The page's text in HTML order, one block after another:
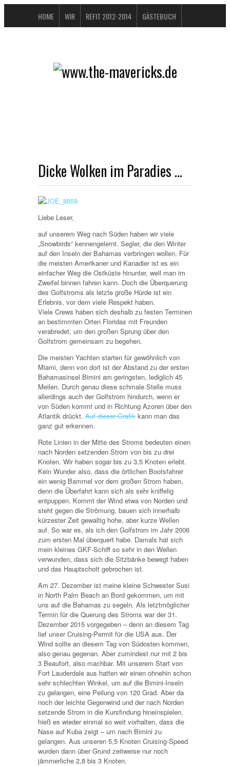
HOME WIR REFIT 2012-2014 GÄSTEBUCH
DATENSCHUTZERKLÄRUNG
Dicke Wolken im Paradies …
Liebe Leser,
auf unserem Weg nach Süden haben wir viele
„Snowbirds“ kennengelernt. Segler, die den Winter
auf den Inseln der Bahamas verbringen wollen. Für
die meisten Amerikaner und Kanadier ist es ein
einfacher Weg die Ostküste hinunter, weil man im
Zweifel binnen fahren kann. Doch die Überquerung
des Golfstroms als letzte große Hürde ist ein
Erlebnis, vor dem viele Respekt haben.
Viele Crews haben sich deshalb zu festen Terminen
an bestimmten Orten Floridas mit Freunden
verabredet, um den großen Sprung über den
Golfstrom gemeinsam zu begehen.
Die meisten Yachten starten für gewöhnlich von
Miami, denn von dort ist der Abstand zu der ersten
Bahamasinsel Bimini am geringsten, lediglich 45
Meilen. Durch genau diese schmale Stelle muss
allerdings auch der Golfstrom hindurch, wenn er
von Süden kommt und in Richtung Azoren über den
Atlantik drückt. Auf dieser Grafik kann man das
ganz gut erkennen.
Rote Linien in der Mitte des Stroms bedeuten einen
nach Norden setzenden Strom von bis zu drei
Knoten. Wir haben sogar bis zu 3,5 Knoten erlebt.
Kein Wunder also, dass die örtlichen Bootsfahrer
ein wenig Bammel vor dem großen Strom haben,
denn die Überfahrt kann sich als sehr kniffelig
entpuppen. Kommt der Wind etwa von Norden und
steht gegen die Strömung, bauen sich innerhalb
kürzester Zeit gewaltig hohe, aber kurze Wellen
auf. So war es, als ich den Golfstrom im Jahr 2006
zum ersten Mal überquert habe. Damals hat sich
mein kleines GKF-Schiff so sehr in den Wellen
verwunden, dass sich die Sitzbänke bewegt haben
und das Hauptschott gebrochen ist.
Am 27. Dezember ist meine kleine Schwester Susi
in North Palm Beach an Bord gekommen, um mit
uns auf die Bahamas zu segeln. Als letztmöglicher
Termin für die Querung des Stroms war der 31.
Dezember 2015 vorgegeben – denn an diesem Tag
lief unser Cruising-Permit für die USA aus. Der
Wind sollte an diesem Tag von Südosten kommen,
also genau gegenan. Aber zumindest nur mit 2 bis
3 Beaufort, also machbar. Mit unserem Start von
Fort Lauderdale aus hatten wir einen ohnehin schon
sehr schlechten Winkel, um auf die Bimini-Inseln
zu gelangen, eine Peilung von 120 Grad. Aber da
noch der leichte Gegenwind und der nach Norden
setzende Strom in die Kursfindung hineinspielen,
hieß es wieder einmal so weit vorhalten, dass die
Nase auf Kuba zeigt – um nach Bimini zu
gelangen. Aus unseren 5,5 Knoten Cruising-Speed
wurden dann über Grund zeitweise nur noch
jämmerliche 2,8 bis 3 Knoten.